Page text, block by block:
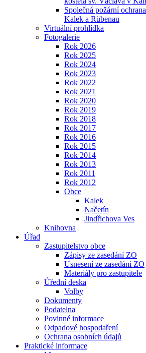
Společná požární
Kalek a Rübenau
Virtuální prohlídka
Fotogalerie
Rok 2026
Rok 2025
Rok 2024
Rok 2023
Rok 2022
Rok 2021
Rok 2020
Rok 2019
Rok 2018
Rok 2017
Rok 2016
Rok 2015
Rok 2014
Rok 2013
Rok 2011
Rok 2012
Obce
Kalek
Načetín
Jindřichova Ves
Knihovna
Úřad
Zastupitelstvo obce
Zápisy ze zasedání ZO
Usnesení ze zasedání ZO
Materiály pro zastupitele
Úřední deska
Volby
Dokumenty
Podatelna
Povinné informace
Odpadové hospodaření
Ochrana osobních údajů
Praktické informace